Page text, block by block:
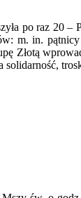
po raz 20 –
m. in.
Złotą
solidarność,